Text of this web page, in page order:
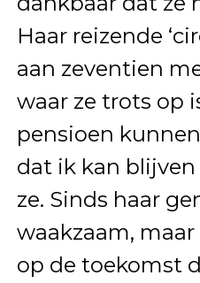
Haar reizende
aan zeventien
waar ze trots op
pensioen
dat ik kan
ze. Sinds haar
waakzaam,
op de toekomst